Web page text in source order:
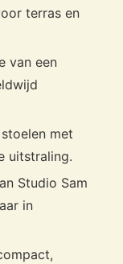
terras en
van een
met
uitstraling.
Studio Sam
in